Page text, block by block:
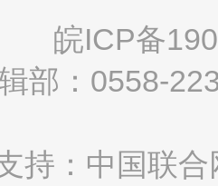
皖ICP备
部：0558-
持：中国联